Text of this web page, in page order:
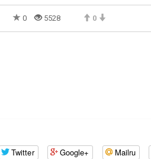
0 5528 0
Twitter Google+ Mailru